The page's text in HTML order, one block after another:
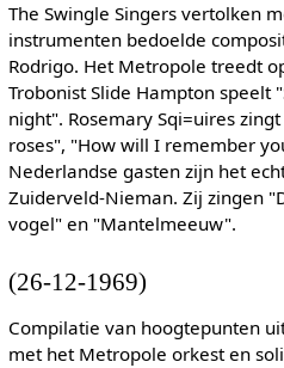
The Swingle Singers vertolken
instrumenten bedoelde
Rodrigo. Het Metropole treedt
Trobonist Slide Hampton speelt
night". Rosemary Sqi=uires
roses", "How will I remember
Nederlandse gasten zijn het
Zuiderveld-Nieman. Zij zingen
vogel" en "Mantelmeeuw".
(26-12-1969)
Compilatie van hoogtepunten
met het Metropole orkest en